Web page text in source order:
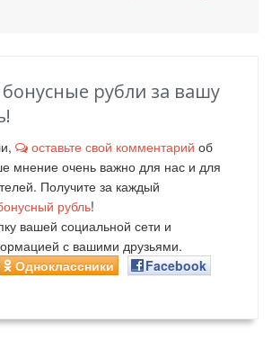
рубли за вашу
оставьте свой комментарий об
мнение очень важно для нас и для
Получите за каждый
рубль!
вашей социальной сети и
с вашими друзьями.
Одноклассники
Facebook